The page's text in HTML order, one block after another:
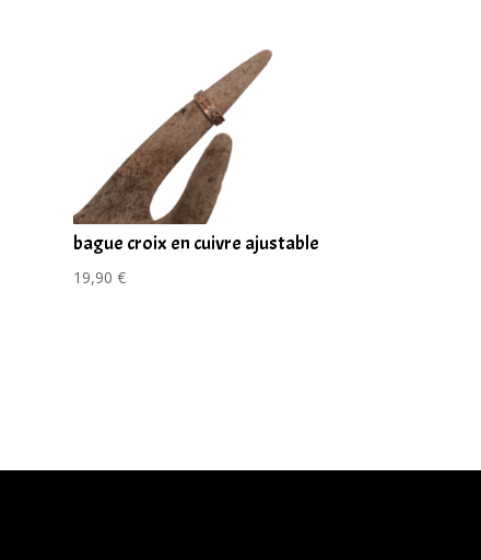
bague croix en cuivre ajustable
19,90€